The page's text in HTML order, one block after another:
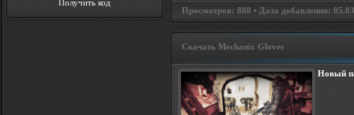
Получить код
Просмотров: 888 • Дата добавления:
Скачать Mechanix Gloves
Новый